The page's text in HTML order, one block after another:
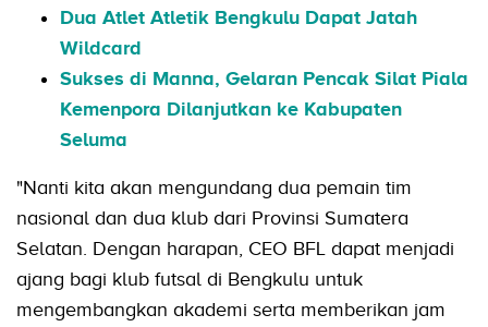
Dua Atlet Atletik Bengkulu Dapat Jatah
Wildcard
Sukses di Manna, Gelaran Pencak Silat Piala
Kemenpora Dilanjutkan ke Kabupaten
Seluma
"Nanti kita akan mengundang dua pemain tim
nasional dan dua klub dari Provinsi Sumatera
Selatan. Dengan harapan, CEO BFL dapat menjadi
ajang bagi klub futsal di Bengkulu untuk
mengembangkan akademi serta memberikan jam